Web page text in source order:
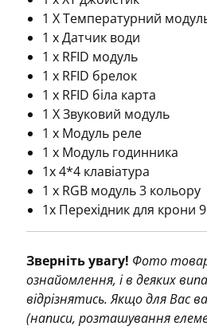
1 X Температурний
1 х Датчик води
1 х RFID модуль
1 х RFID брелок
1 x RFID біла карта
1 X Звуковий модуль
1 х Модуль реле
1 х Модуль годинника
1х 4*4 клавіатура
1 х RGB модуль 3 кольору
1x Перехідник для крони
Зверніть увагу! Фото
ознайомлення, і в деяких
відрізнятись. Якщо для Вас
(написи, розташування